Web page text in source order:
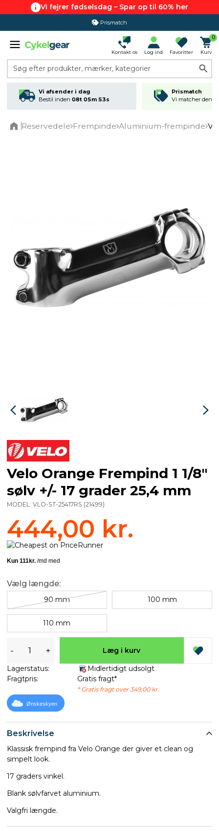
Vi fejrer fødselsdag – Spar op til 60% her
Prismatch
Kontakt os Log ind Favoritter
0
Kurv
Søg efter produkter, mærker, kategorier
Vi afsender i dag
Bestil inden 08t 05m 53s
Prismatch
Vi matcher den
Reservedele Frempinde Aluminium-frempinde
Beskrivelse
Klassisk frempind fra Velo Orange der giver et clean og
simpelt look.
17 graders vinkel.
Blank sølvfarvet aluminium.
Valgfri længde.
Velo Orange Frempind 1 1/8"
sølv +/- 17 grader 25,4 mm
MODEL: VLO-ST-25417RS (21499)
444,00 kr.
Vælg længde:
90 mm 100 mm
110 mm
- + Læg i kurv
Lagerstatus:
Midlertidigt udsolgt
Fragtpris:
Gratis fragt*
* Gratis fragt over 349,00 kr.
Ønskeskyen